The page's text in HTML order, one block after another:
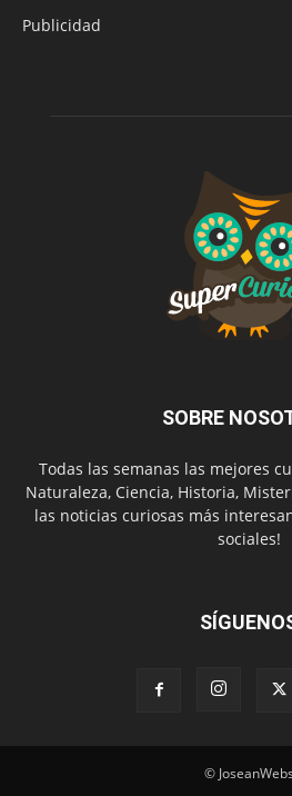
Publicidad
SOBRE
Todas las semanas las mejores
Naturaleza, Ciencia, Historia,
las noticias curiosas más
sociales!
© JoseanWebs